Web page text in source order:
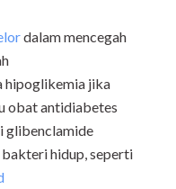
dalam mencegah
hipoglikemia jika
obat antidiabetes
glibenclamide
hidup, seperti